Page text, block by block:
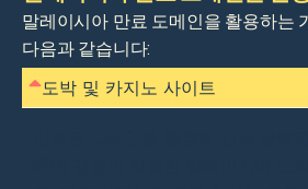
말레이시아 만료 도메인을 활용하는
다음과 같습니다:
도박 및 카지노 사이트